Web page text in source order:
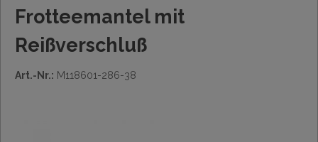
Frotteemantel mit
Reißverschluß
Art.-Nr.: M118601-286-38